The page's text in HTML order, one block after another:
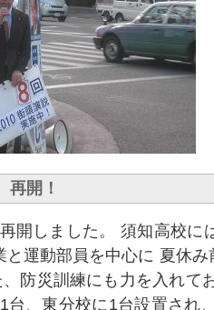
開！
開しました。 須知高校に
と運動部員を中心に 夏休
、防災訓練にも力を入れて
台、東分校に1台設置され